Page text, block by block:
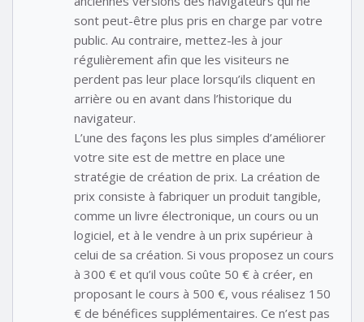
sont peut-être plus pris en charge par votre
public. Au contraire, mettez-les à jour
régulièrement afin que les visiteurs ne
perdent pas leur place lorsqu’ils cliquent en
arrière ou en avant dans l’historique du
navigateur.
L’une des façons les plus simples d’améliorer
votre site est de mettre en place une
stratégie de création de prix. La création de
prix consiste à fabriquer un produit tangible,
comme un livre électronique, un cours ou un
logiciel, et à le vendre à un prix supérieur à
celui de sa création. Si vous proposez un cours
à 300 € et qu’il vous coûte 50 € à créer, en
proposant le cours à 500 €, vous réalisez 150
€ de bénéfices supplémentaires. Ce n’est pas